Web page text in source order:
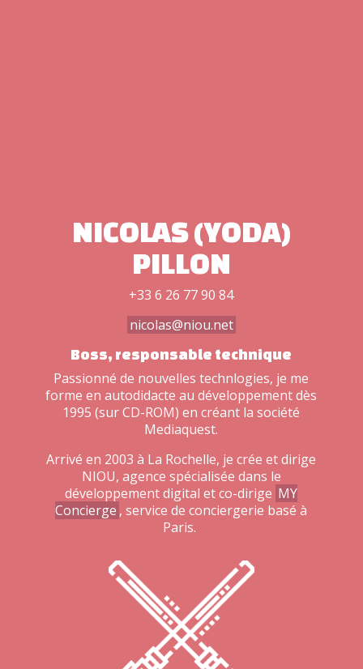
NICOLAS (YODA)
PILLON
+33 6 26 77 90 84
nicolas@niou.net
Boss, responsable technique
Passionné de nouvelles technlogies, je me
forme en autodidacte au développement dès
1995 (sur CD-ROM) en créant la société
Mediaquest.
Arrivé en 2003 à La Rochelle, je crée et dirige
NIOU, agence spécialisée dans le
développement digital et co-dirige MY
Concierge , service de conciergerie basé à
Paris.